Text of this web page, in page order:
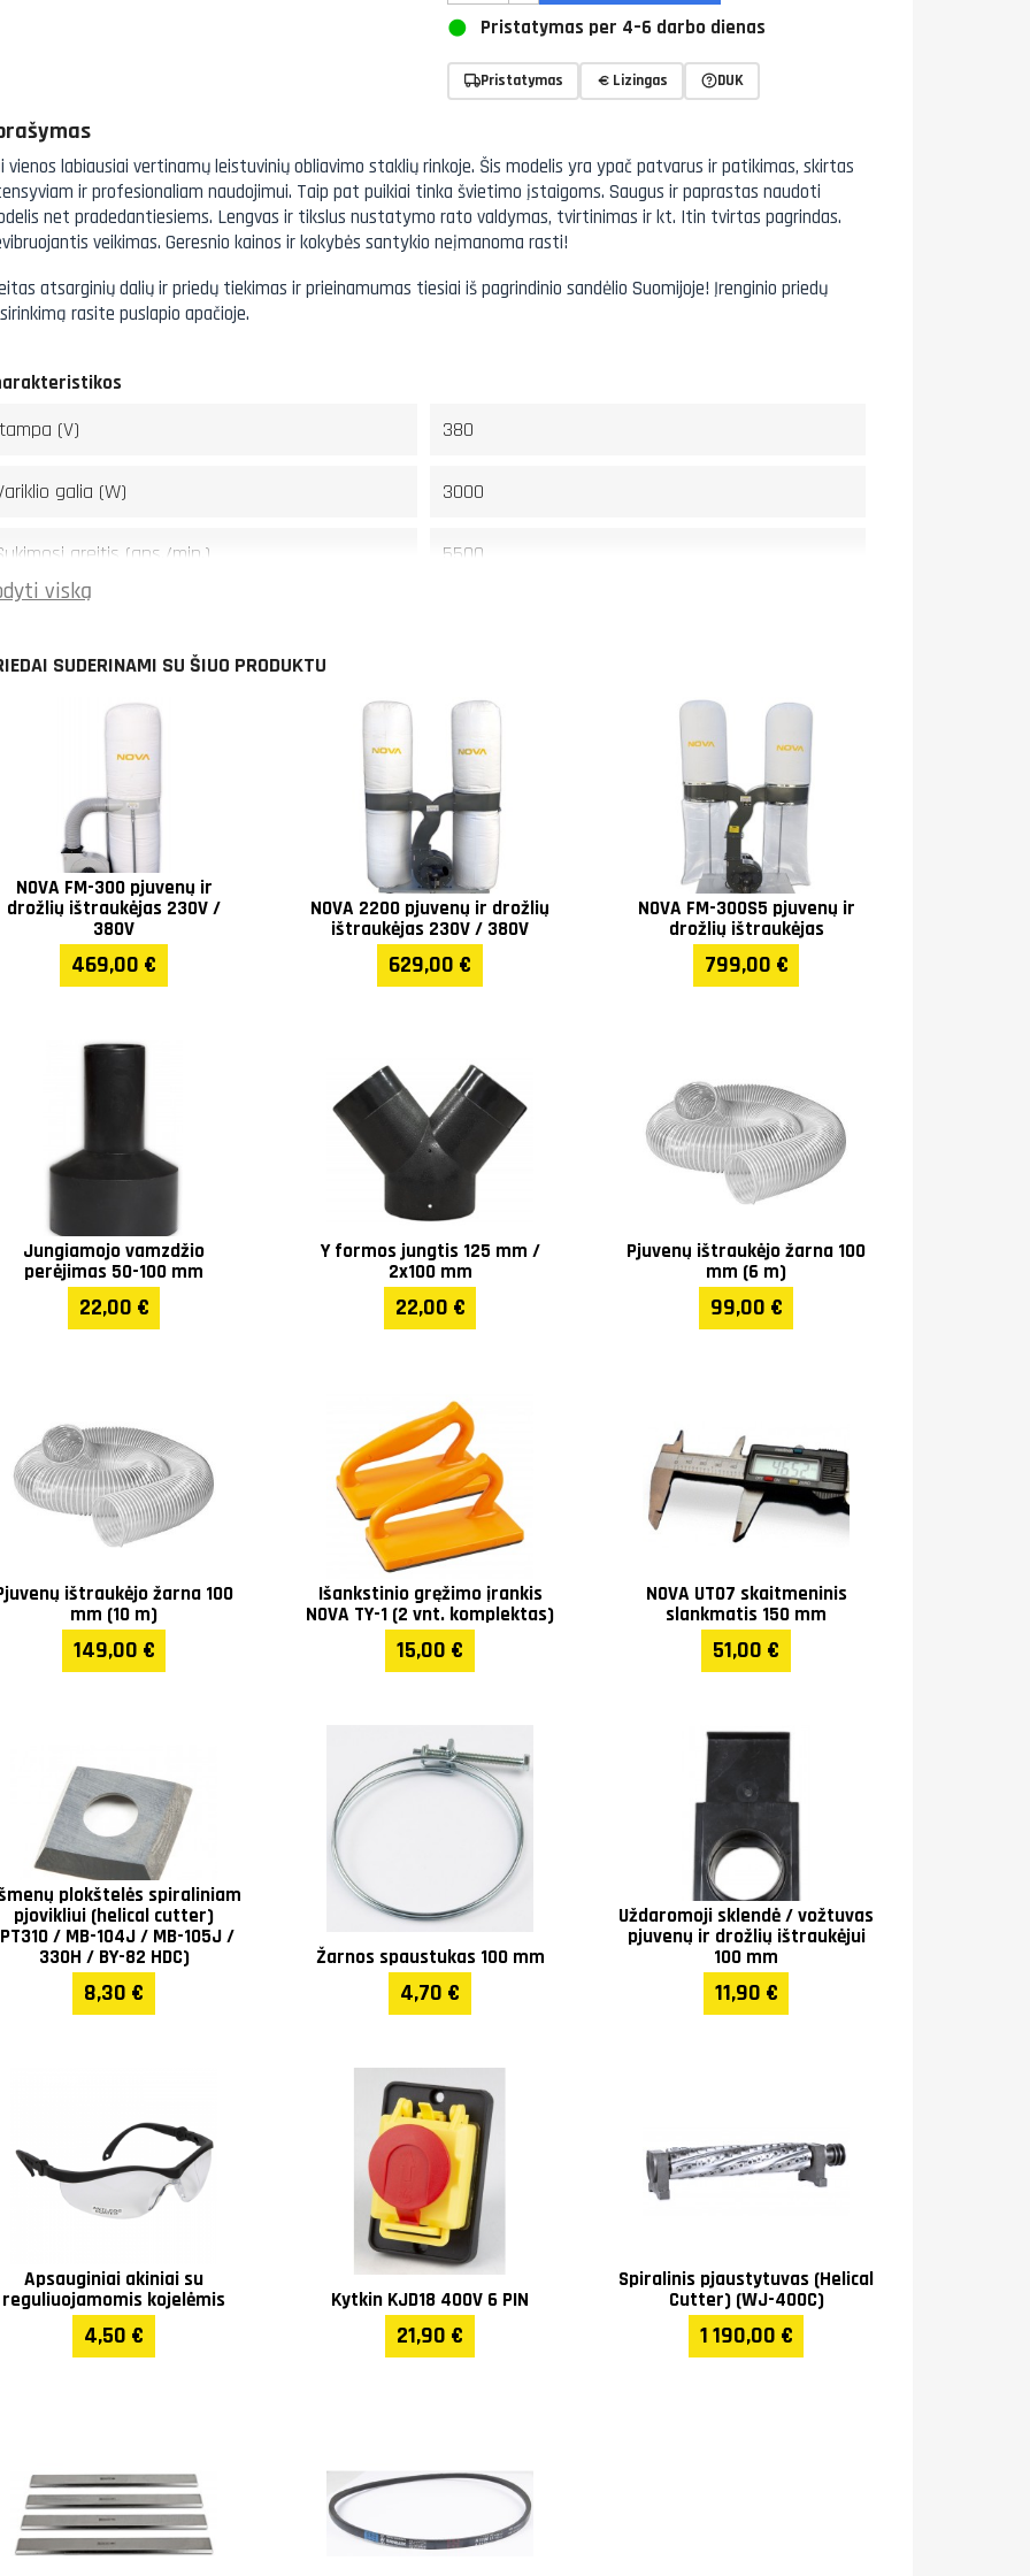
Pristatymas per 4–6 darbo dienas
Pristatymas Lizingas DUK
vienos labiausiai vertinamų leistuvinių obliavimo staklių rinkoje. Šis modelis yra ypač patvarus ir patikimas, skirtas
ir profesionaliam naudojimui. Taip pat puikiai tinka švietimo įstaigoms. Saugus ir paprastas naudoti
net pradedantiesiems. Lengvas ir tikslus nustatymo rato valdymas, tvirtinimas ir kt. Itin tvirtas pagrindas.
veikimas. Geresnio kainos ir kokybės santykio neįmanoma rasti!
atsarginių dalių ir priedų tiekimas ir prieinamumas tiesiai iš pagrindinio sandėlio Suomijoje! Įrenginio priedų
rasite puslapio apačioje.
(V) 380
galia (W) 3000
greitis (aps./min.) 5500
obliavimo plotis (mm)
thicknessing depth (mm) 4
polinkis (°) 0-45
(mm) 1200 x 150
stalo dydis (mm) 2500 x 410
1 metų
viską
SUDERINAMI SU ŠIUO PRODUKTU
NOVA FM-300 pjuvenų ir
drožlių ištraukėjas 230V /
380V
469,00 €
NOVA 2200 pjuvenų ir drožlių
ištraukėjas 230V / 380V
629,00 €
NOVA FM-300S5 pjuvenų ir
drožlių ištraukėjas
799,00 €
Jungiamojo vamzdžio
perėjimas 50-100 mm
22,00 €
Y formos jungtis 125 mm /
2x100 mm
22,00 €
Pjuvenų ištraukėjo žarna 100
mm (6 m)
99,00 €
ištraukėjo žarna 100
mm (10 m)
149,00 €
Išankstinio gręžimo įrankis
NOVA TY-1 (2 vnt. komplektas)
15,00 €
NOVA UT07 skaitmeninis
slankmatis 150 mm
51,00 €
plokštelės spiraliniam
pjovikliui (helical cutter)
/ MB-104J / MB-105J /
330H / BY-82 HDC)
8,30 €
Žarnos spaustukas 100 mm
4,70 €
Uždaromoji sklendė / vožtuvas
pjuvenų ir drožlių ištraukėjui
100 mm
11,90 €
Apsauginiai akiniai su
reguliuojamomis kojelėmis
4,50 €
Kytkin KJD18 400V 6 PIN
21,90 €
Spiralinis pjaustytuvas (Helical
Cutter) (WJ-400C)
1 190,00 €